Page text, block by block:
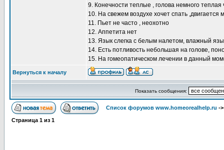
9. Конечности теплые , голова немного
10. На свежем воздухе хочет спать
11. Пьет не часто , неохотно
12. Аппетита нет
13. Язык слегка с белым налетом, влажный
14. Есть потливость небольшая на голове,
15. На гомеопатическом лечении в данный
Вернуться к началу
Показать сообщения:
Список форумов www.homeorealhelp.ru -
Страница 1 из 1